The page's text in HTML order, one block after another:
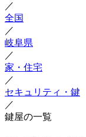
／
全国
／
岐阜県
／
家・住宅
／
セキュリティ・鍵
／
鍵屋の一覧